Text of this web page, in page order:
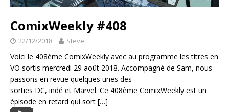
ComixWeekly #408
22/12/2018 Steve
Voici le 408ème ComixWeekly avec au programme les titres en
VO sortis mercredi 29 août 2018. Accompagné de Sam, nous
passons en revue quelques unes des
sorties DC, indé et Marvel. Ce 408ème ComixWeekly est un
épisode en retard qui sort […]